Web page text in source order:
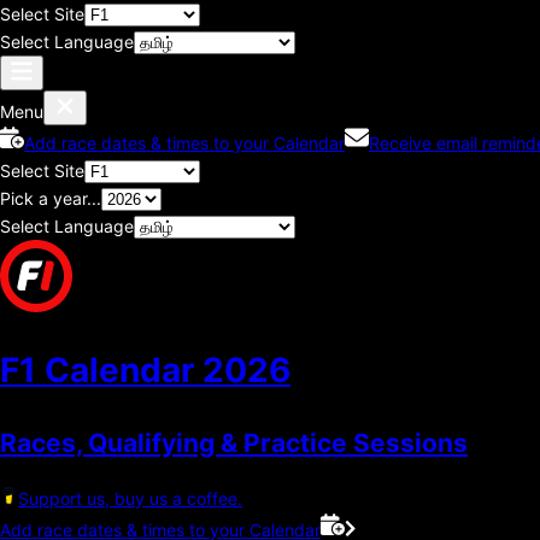
Select Site
Select Language
Menu
Add race dates & times to your Calendar
Receive email
Select Site
Pick a year...
Select Language
F1 Calendar 2026
Races, Qualifying & Practice Sessions
Support us, buy us a coffee.
Add race dates & times to your Calendar